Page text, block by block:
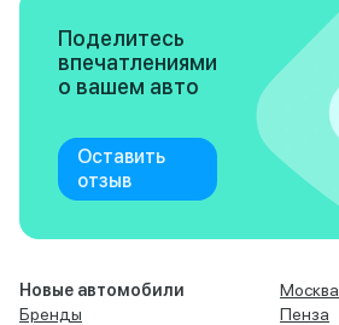
Поделитесь
впечатлениями
о вашем авто
Оставить
отзыв
Новые автомобили
Бренды
Москва
Пенза